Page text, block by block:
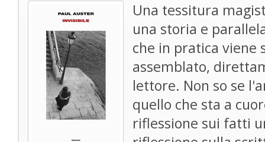
Una tessitura
una storia e
che in pratica viene
assemblato,
lettore. Non so se
quello che sta a
riflessione sui fatti